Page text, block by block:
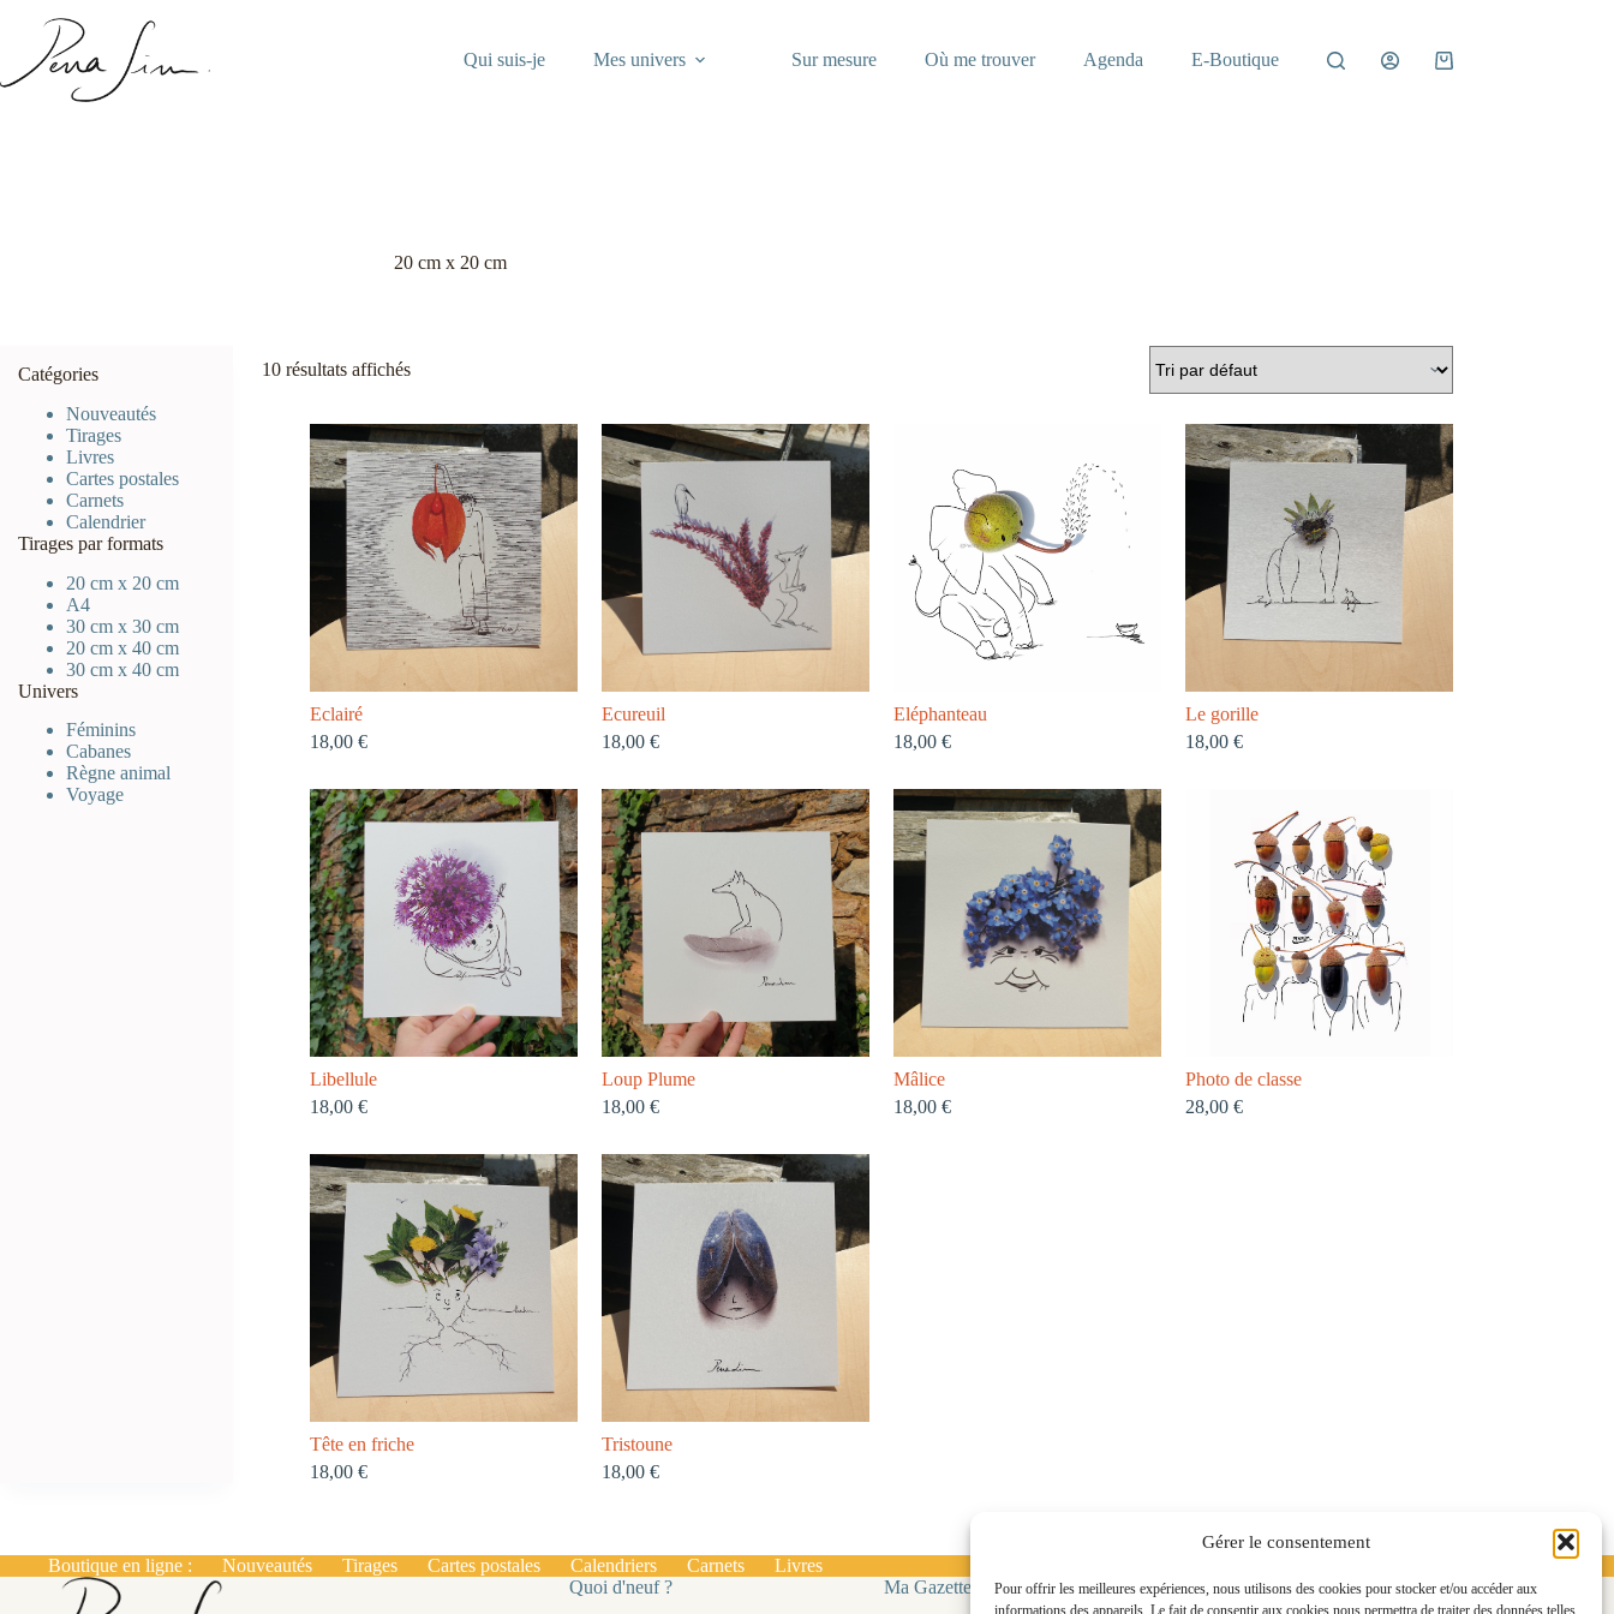
Gérer le consentement
Pour offrir les meilleures expériences, nous utilisons des cookies pour stocker et/ou accéder aux
informations des appareils. Le fait de consentir aux cookies nous permettra de traiter des données telles
contenu
Qui suis-je Mes univers Sur mesure Où me trouver Agenda E-Boutique
Panier
20 cm x 20 cm
10 résultats affichés
Eclairé
18,00 €
Ecureuil
18,00 €
Eléphanteau
18,00 €
Le gorille
18,00 €
Libellule
18,00 €
Loup Plume
18,00 €
Mâlice
18,00 €
Photo de classe
28,00 €
Tête en friche
18,00 €
Tristoune
18,00 €
Catégories
Nouveautés
Tirages
Livres
Cartes postales
Carnets
Calendrier
Tirages par formats
20 cm x 20 cm
A4
30 cm x 30 cm
20 cm x 40 cm
30 cm x 40 cm
Univers
Féminins
Cabanes
Règne animal
Voyage
Boutique en ligne : Nouveautés Tirages Cartes postales Calendriers Carnets
Livres
Quoi d'neuf ?
Ma Gazette Me contacter